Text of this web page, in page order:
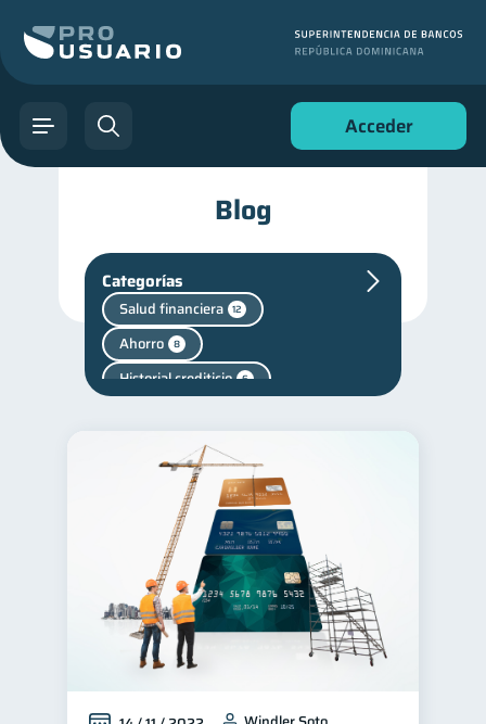
Acceder
Blog
Categorías
Salud financiera 12
Ahorro 8
Historial crediticio 6
Salud mental 1
Finanzas personales 44
Manejo de deudas
Educación financiera 31
Finanzas para jóvenes 30
Control de deudas
Finanzas familiares